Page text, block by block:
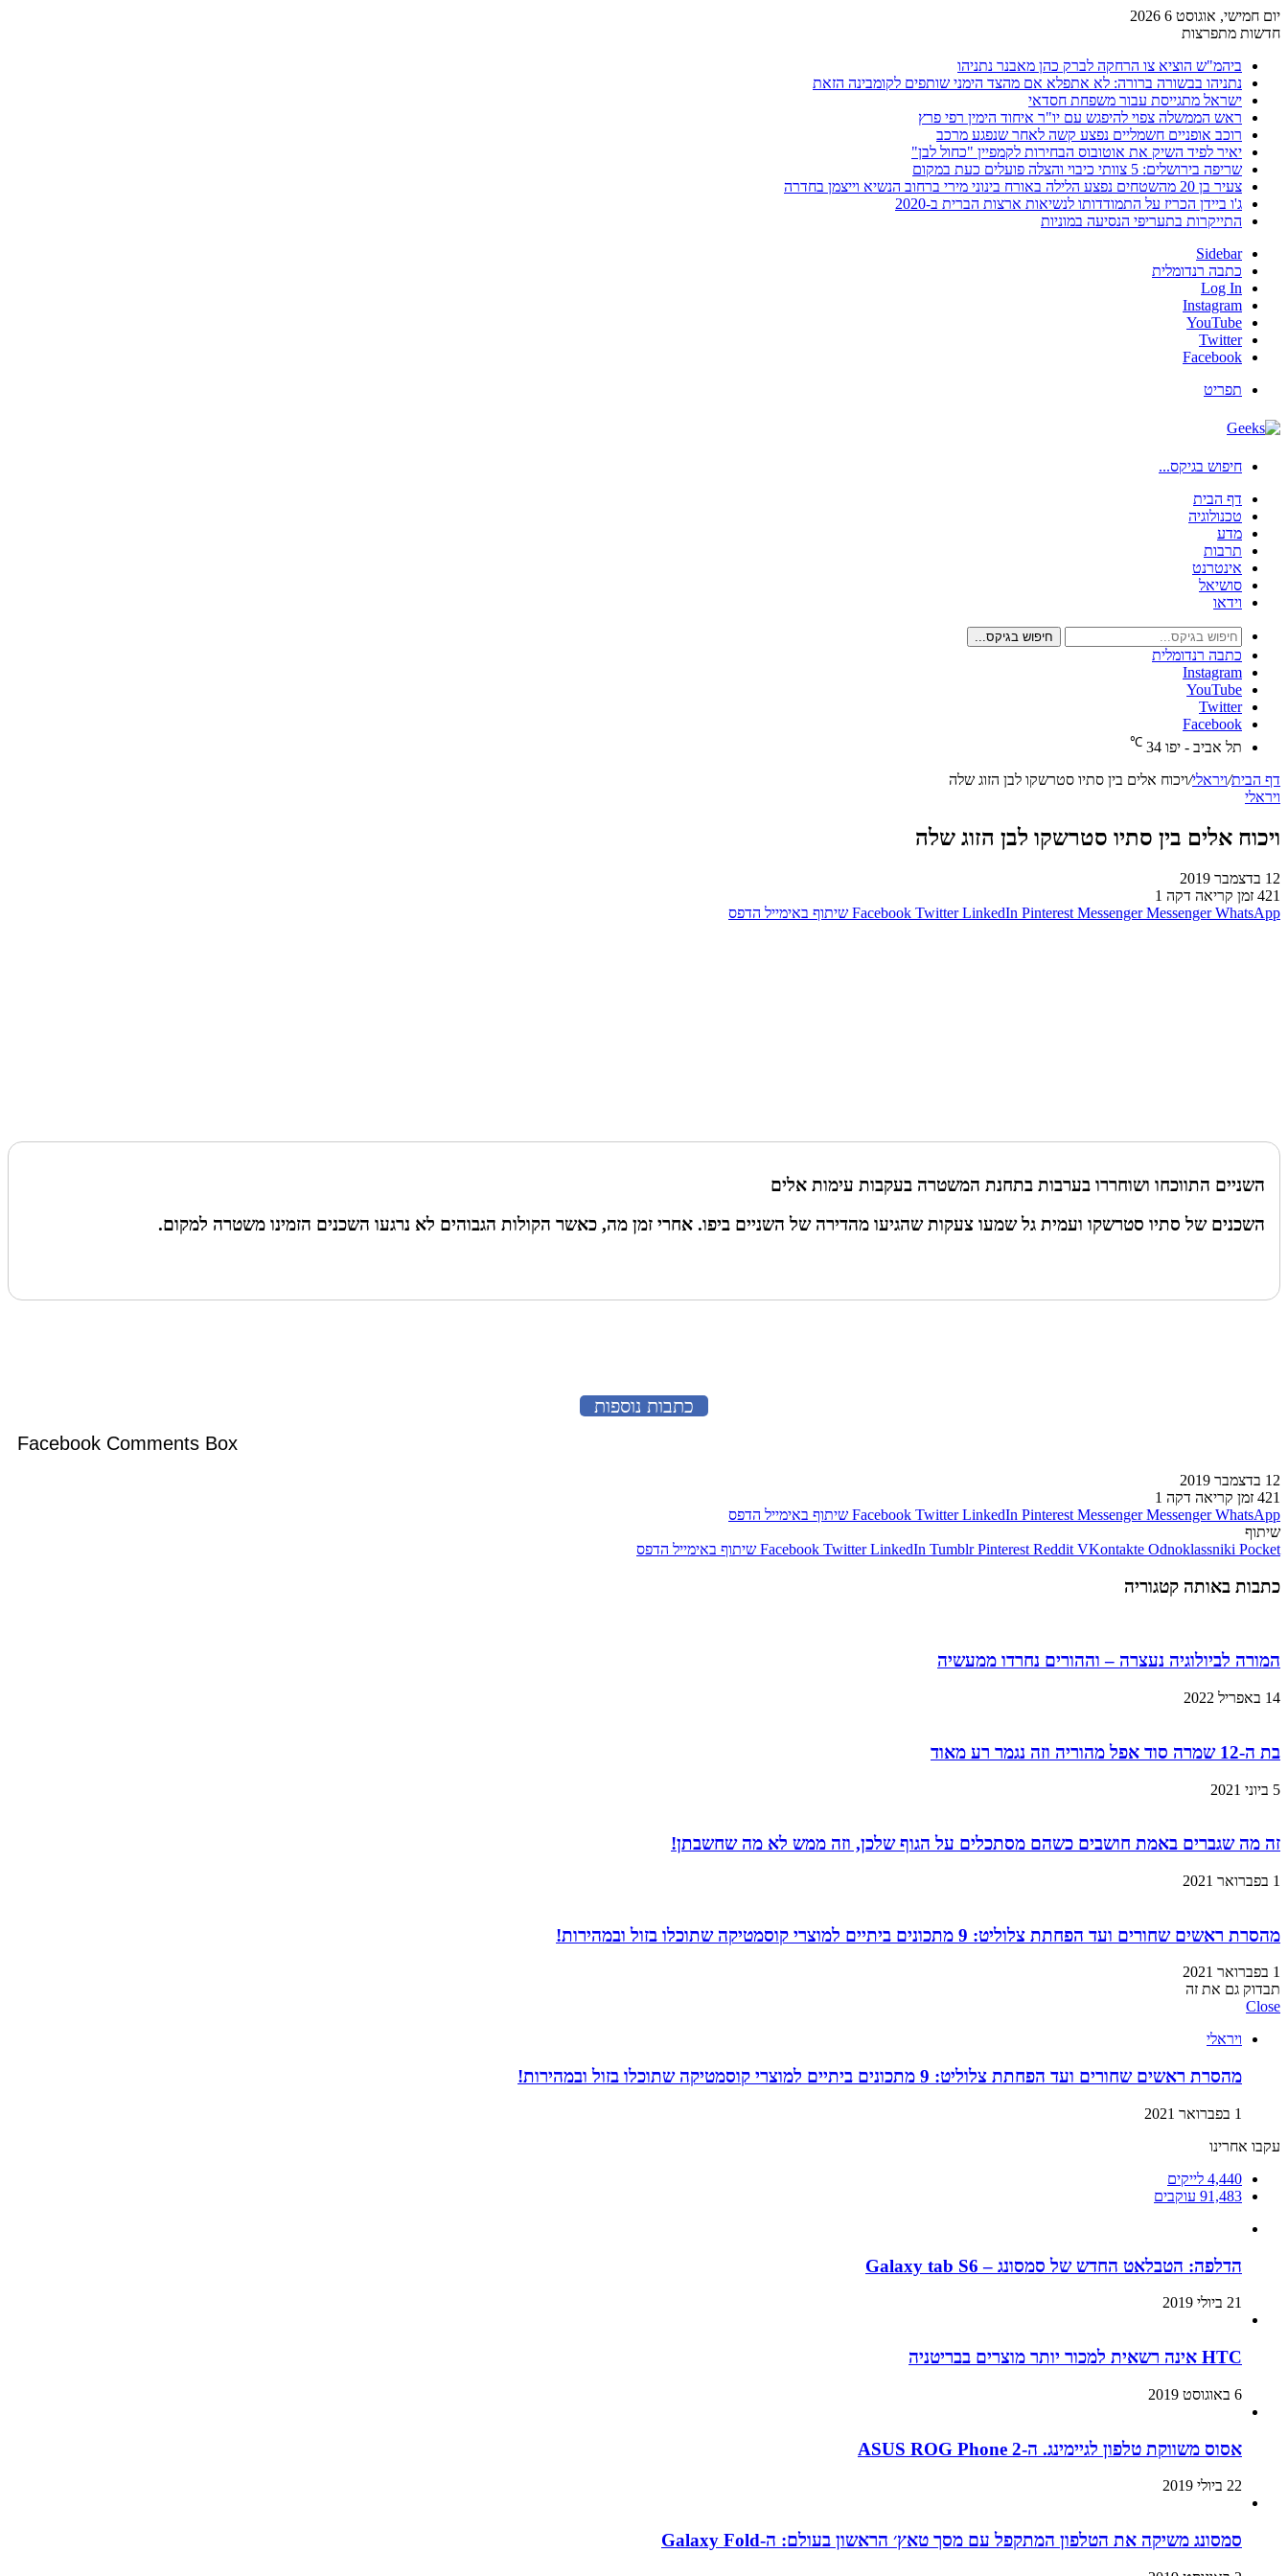
יום חמישי, אוגוסט 6 2026
חדשות מתפרצות
ביהמ"ש הוציא צו הרחקה לברק כהן מאבנר נתניהו
נתניהו בבשורה ברורה: לא אתפלא אם מהצד הימני שותפים לקומבינה הזאת
ישראל מתגייסת עבור משפחת חסדאי
ראש הממשלה צפוי להיפגש עם יו"ר איחוד הימין רפי פרץ
רוכב אופניים חשמליים נפצע קשה לאחר שנפגע מרכב
יאיר לפיד השיק את אוטובוס הבחירות לקמפיין "כחול לבן"
שריפה בירושלים: 5 צוותי כיבוי והצלה פועלים כעת במקום
צעיר בן 20 מהשטחים נפצע הלילה באורח בינוני מירי ברחוב הנשיא וייצמן בחדרה
ג'ו ביידן הכריז על התמודדותו לנשיאות ארצות הברית ב-2020
התייקרות בתעריפי הנסיעה במוניות
Sidebar
כתבה רנדומלית
Log In
Instagram
YouTube
Twitter
Facebook
תפריט
חיפוש בגיקס...
דף הבית
טכנולוגיה
מדע
תרבות
אינטרנט
סושיאל
וידאו
חיפוש בגיקס...
כתבה רנדומלית
Instagram
YouTube
Twitter
Facebook
תל אביב - יפו 34
℃
דף הבית/ויראלי/ויכוח אלים בין סתיו סטרשקו לבן הזוג שלה
ויראלי
ויכוח אלים בין סתיו סטרשקו לבן הזוג שלה
12 בדצמבר 2019
421 זמן קריאה דקה 1
Facebook Twitter LinkedIn Pinterest Messenger Messenger WhatsApp שיתוף באימייל הדפס
השניים התווכחו ושוחררו בערבות בתחנת המשטרה בעקבות עימות אלים
השכנים של סתיו סטרשקו ועמית גל שמעו צעקות שהגיעו מהדירה של השניים ביפו. אחרי זמן מה, כאשר הקולות הגבוהים לא נרגעו השכנים הזמינו משטרה למקום.
כתבות נוספות
Facebook Comments Box
12 בדצמבר 2019
421 זמן קריאה דקה 1
Facebook Twitter LinkedIn Pinterest Messenger Messenger WhatsApp שיתוף באימייל הדפס
שיתוף
Facebook Twitter LinkedIn Tumblr Pinterest Reddit VKontakte Odnoklassniki Pocket שיתוף באימייל הדפס
כתבות באותה קטגוריה
המורה לביולוגיה נעצרה – וההורים נחרדו ממעשיה
14 באפריל 2022
בת ה-12 שמרה סוד אפל מהוריה וזה נגמר רע מאוד
5 ביוני 2021
זה מה שגברים באמת חושבים כשהם מסתכלים על הגוף שלכן, וזה ממש לא מה שחשבתן!
1 בפברואר 2021
מהסרת ראשים שחורים ועד הפחתת צלוליט: 9 מתכונים ביתיים למוצרי קוסמטיקה שתוכלו בזול ובמהירות!
1 בפברואר 2021
תבדוק גם את זה
Close
ויראלי
מהסרת ראשים שחורים ועד הפחתת צלוליט: 9 מתכונים ביתיים למוצרי קוסמטיקה שתוכלו בזול ובמהירות!
1 בפברואר 2021
עקבו אחרינו
4,440 לייקים
91,483 עוקבים
הדלפה: הטבלאט החדש של סמסונג – Galaxy tab S6
21 ביולי 2019
HTC אינה רשאית למכור יותר מוצרים בבריטניה
6 באוגוסט 2019
אסוס משווקת טלפון לגיימינג. ה-ASUS ROG Phone 2
22 ביולי 2019
סמסונג משיקה את הטלפון המתקפל עם מסך טאץ׳ הראשון בעולם: ה-Galaxy Fold